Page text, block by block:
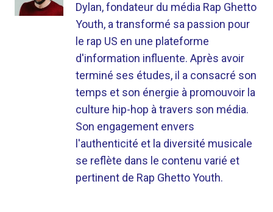
Dylan, fondateur du média Rap Ghetto
Youth, a transformé sa passion pour
le rap US en une plateforme
d'information influente. Après avoir
terminé ses études, il a consacré son
temps et son énergie à promouvoir la
culture hip-hop à travers son média.
Son engagement envers
l'authenticité et la diversité musicale
se reflète dans le contenu varié et
pertinent de Rap Ghetto Youth.